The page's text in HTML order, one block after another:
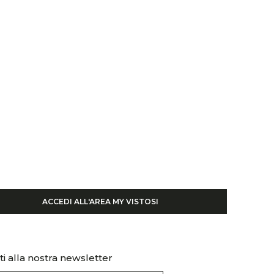
ACCEDI ALL'AREA MY VISTOSI
alla nostra newsletter